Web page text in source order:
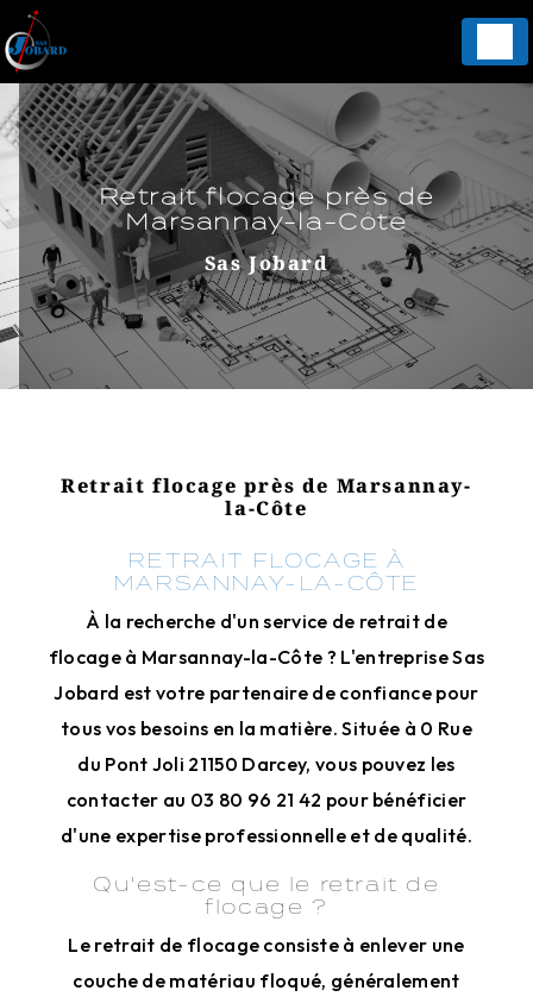
Retrait flocage près de
Marsannay-la-Côte
Sas Jobard
Retrait flocage près de Marsannay-
la-Côte
RETRAIT FLOCAGE À
MARSANNAY-LA-CÔTE
À la recherche d'un service de retrait de
flocage à Marsannay-la-Côte ? L'entreprise Sas
Jobard est votre partenaire de confiance pour
tous vos besoins en la matière. Située à 0 Rue
du Pont Joli 21150 Darcey, vous pouvez les
contacter au 03 80 96 21 42 pour bénéficier
d'une expertise professionnelle et de qualité.
Qu'est-ce que le retrait de
flocage ?
Le retrait de flocage consiste à enlever une
couche de matériau floqué, généralement
Panneau de gestion des cookies